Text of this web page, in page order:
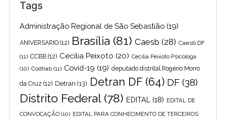
Tags
Administração Regional de São Sebastião (19)
ANIVERSARIO (12) Brasília (81) Caesb (28) Caesb DF
(11) CCBB (12) Cecilia Peixoto (20) Cecília Peixoto Psicóloga
(10) Codhab (11) Covid-19 (19) deputado distrital Rogério Morro
da Cruz (12) Detran (13) Detran DF(64) DF (38)
Distrito Federal(78) EDITAL (18) EDITAL DE
CONVOCAÇÃO (10) EDITAL PARA CONHECIMENTO DE TERCEIROS